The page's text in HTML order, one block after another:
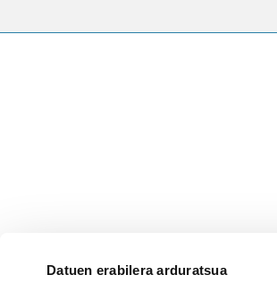
Datuen erabilera arduratsua